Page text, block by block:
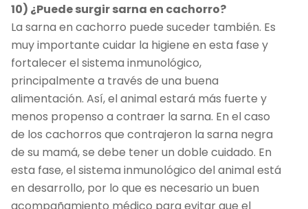
10) ¿Puede surgir sarna en cachorro?
La sarna en cachorro puede suceder también. Es
muy importante cuidar la higiene en esta fase y
fortalecer el sistema inmunológico,
principalmente a través de una buena
alimentación. Así, el animal estará más fuerte y
menos propenso a contraer la sarna. En el caso
de los cachorros que contrajeron la sarna negra
de su mamá, se debe tener un doble cuidado. En
esta fase, el sistema inmunológico del animal está
en desarrollo, por lo que es necesario un buen
acompañamiento médico para evitar que el